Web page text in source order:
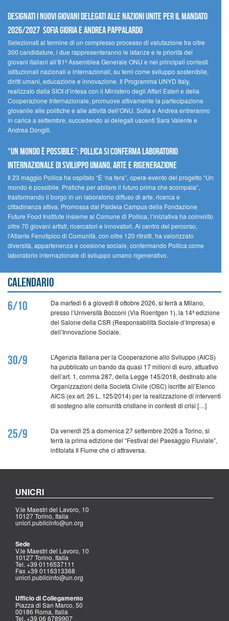
Designati i nuovi Giovani Delegati alle Nazioni Unite per il mandato
2026/2027 Sofia Gioria e Andrea Pappalardo
Selezionati al termine di un complesso processo di valutazione tra oltre
300 candidature, i due rappresenteranno le istanze e le priorità dei
giovani italiani all’81ª Assemblea Generale ONU e nei principali contesti
istituzionali nazionali e internazionali, su temi come sviluppo sostenibile,
diritti umani, educazione e innovazione. Il Programma UNYD Italy,
realizzato dalla SIOI d’intesa con il Ministero degli Affari Esteri e della
Cooperazione Internazionale, promuove attivamente la partecipazione
giovanile alle politiche e alle attività dell’ONU. Sofia e Andrea entreranno
in carica a settembre, succedendo ai delegati uscenti Sara Valente e
Andrea Dongili.
“UN MONDO È POSSIBILE”: POLLICA SI CONFERMA LABORATORIO
INTERNAZIONALE DI SVILUPPO UMANO, ARTE E RIGENERAZIONE
Il 23 maggio Pollica ha ospitato “È ‘na fera”, opera-evento del progetto “Un
mondo è possibile. Pratiche per abitare il futuro prima che scompaia”,
trasformando il borgo in un laboratorio diffuso di arte, ricerca e
cittadinanza attiva. Promossa dal Paideia Campus della Fondazione
Future Food Institute insieme al Comune di Pollica, l’iniziativa ha coinvolto
oltre 70 giovani artisti, ricercatori e innovatori. Al centro del percorso,
l’Atlante Fenotipico di Comunità, con oltre 120 ritratti, ha valorizzato
diversità, appartenenza e coesione sociale, confermando Pollica come
laboratorio internazionale di sviluppo umano rigenerativo.
Calendario
6/10
Da martedì 6 a giovedì 8 ottobre 2026, si terrà a Milano,
presso l’Università Bocconi (Via Roentgen 1), la 14ª edizione
del Salone della CSR (Responsabilità Sociale d’Impresa) e
dell’Innovazione Sociale.
30/9
L’Agenzia Italiana per la Cooperazione allo Sviluppo (AICS)
ha pubblicato un bando da quasi 17 milioni di euro, attuativo
dell’art. 1, comma 287, della Legge 145/2018, destinato alle
Organizzazioni della Società Civile (OSC) iscritte all’Elenco
AICS (ex art. 26 L. 125/2014) per la realizzazione di interventi
di sostegno alle comunità cristiane in contesti di crisi […]
25/9
Da venerdì 25 a domenica 27 settembre 2026 a Torino, si
terrà la prima edizione del “Festival del Paesaggio Fluviale”,
intitolata Il Fiume che ci attraversa.
UNICRI
V.le Maestri del Lavoro, 10
10127 Torino, Italia
unicri.publicinfo@un.org
Sede
V.le Maestri del Lavoro, 10
10127 Torino, Italia
Tel. +39 0116537111
Fax +39 0116313368
unicri.publicinfo@un.org
Ufficio di Collegamento
Piazza di San Marco, 50
00186 Roma, Italia
Tel. +39 06 6789907